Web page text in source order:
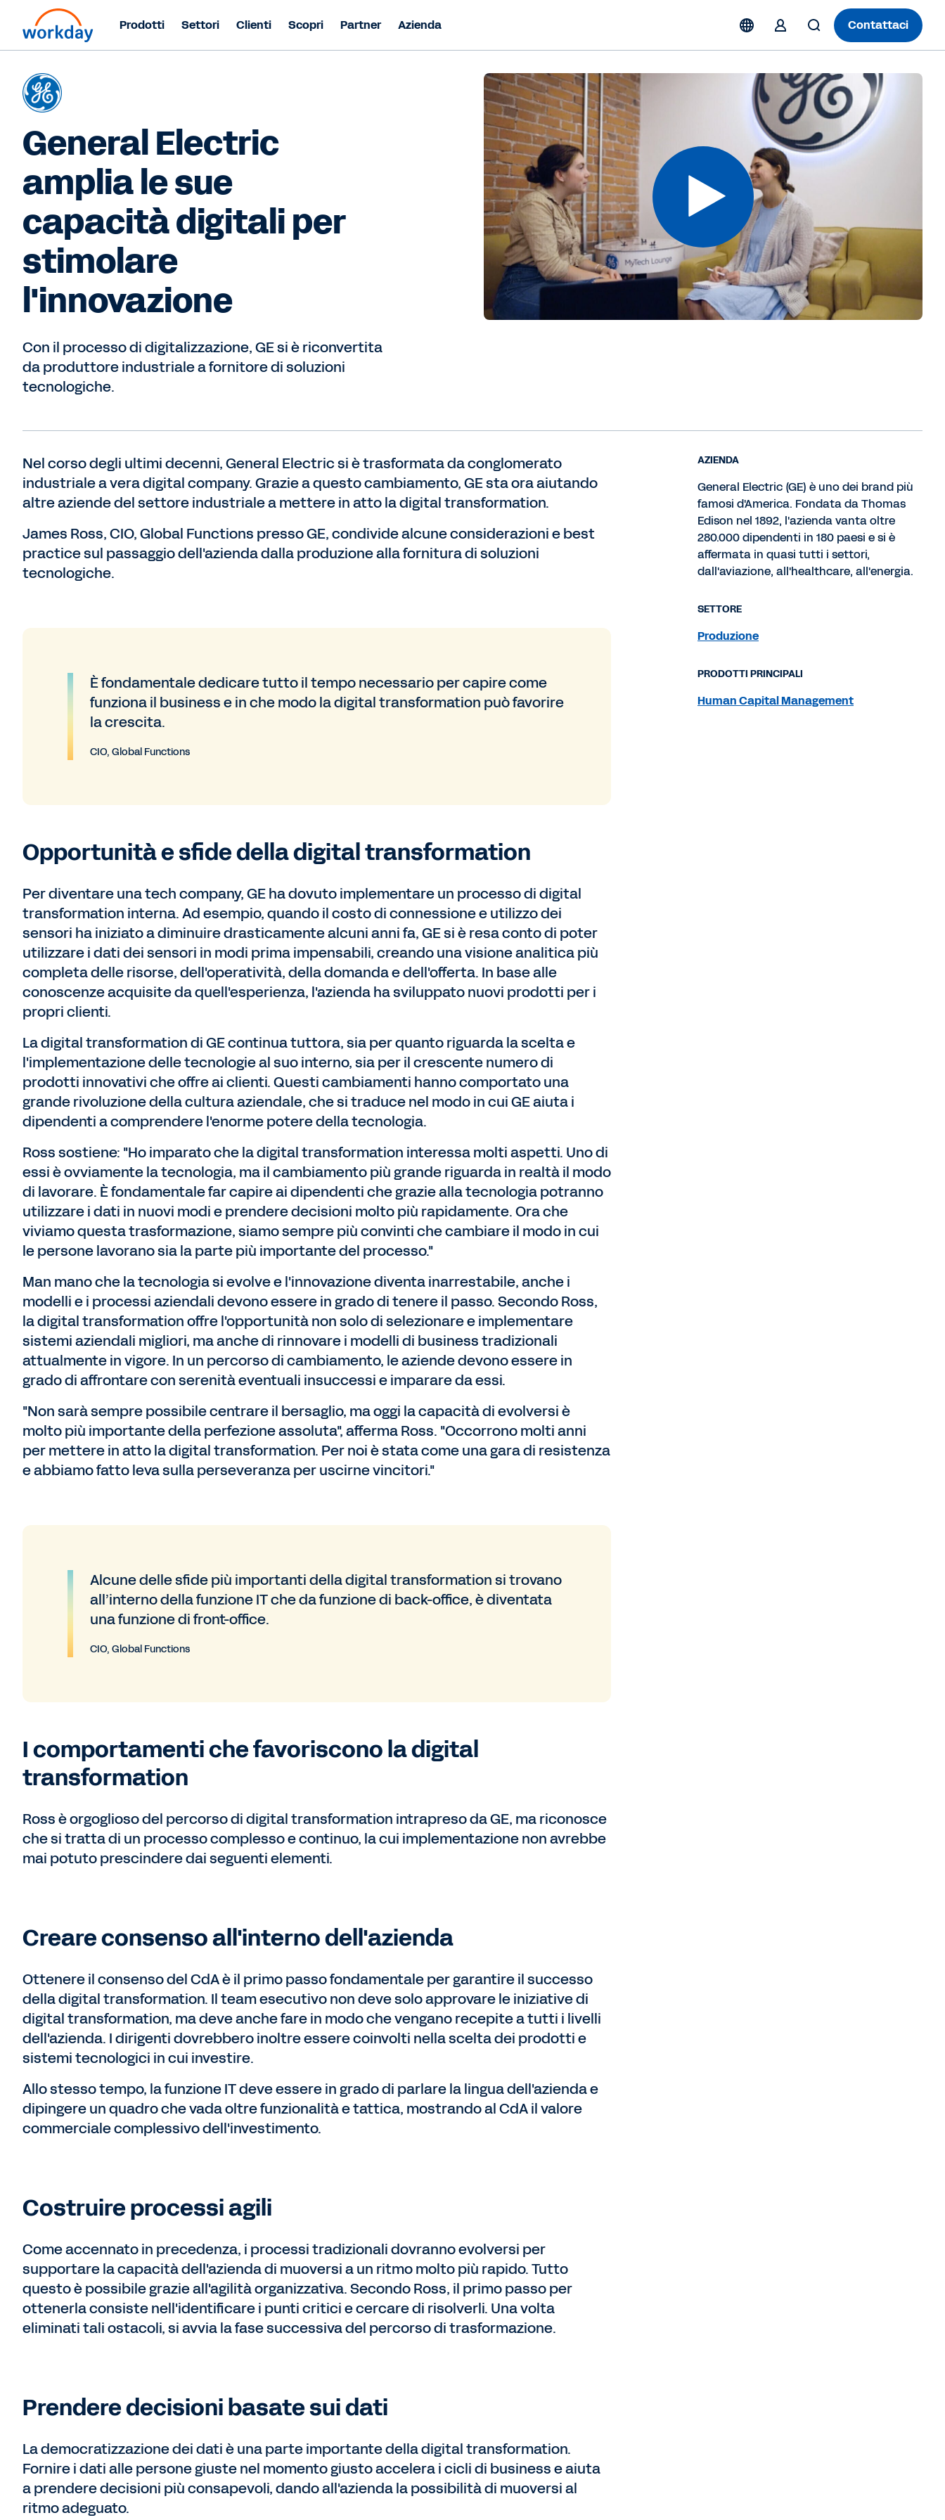
Prodotti Settori Clienti Scopri Partner Azienda Contattaci
General Electric
amplia le sue
capacità digitali per
stimolare
l'innovazione
Con il processo di digitalizzazione, GE si è riconvertita
da produttore industriale a fornitore di soluzioni
tecnologiche.
Nel corso degli ultimi decenni, General Electric si è trasformata da conglomerato
industriale a vera digital company. Grazie a questo cambiamento, GE sta ora aiutando
altre aziende del settore industriale a mettere in atto la digital transformation.
James Ross, CIO, Global Functions presso GE, condivide alcune considerazioni e best
practice sul passaggio dell'azienda dalla produzione alla fornitura di soluzioni
tecnologiche.
È fondamentale dedicare tutto il tempo necessario per capire come
funziona il business e in che modo la digital transformation può favorire
la crescita.
CIO, Global Functions
Opportunità e sfide della digital transformation
Per diventare una tech company, GE ha dovuto implementare un processo di digital
transformation interna. Ad esempio, quando il costo di connessione e utilizzo dei
sensori ha iniziato a diminuire drasticamente alcuni anni fa, GE si è resa conto di poter
utilizzare i dati dei sensori in modi prima impensabili, creando una visione analitica più
completa delle risorse, dell'operatività, della domanda e dell'offerta. In base alle
conoscenze acquisite da quell'esperienza, l'azienda ha sviluppato nuovi prodotti per i
propri clienti.
La digital transformation di GE continua tuttora, sia per quanto riguarda la scelta e
l'implementazione delle tecnologie al suo interno, sia per il crescente numero di
prodotti innovativi che offre ai clienti. Questi cambiamenti hanno comportato una
grande rivoluzione della cultura aziendale, che si traduce nel modo in cui GE aiuta i
dipendenti a comprendere l'enorme potere della tecnologia.
Ross sostiene: "Ho imparato che la digital transformation interessa molti aspetti. Uno di
essi è ovviamente la tecnologia, ma il cambiamento più grande riguarda in realtà il modo
di lavorare. È fondamentale far capire ai dipendenti che grazie alla tecnologia potranno
utilizzare i dati in nuovi modi e prendere decisioni molto più rapidamente. Ora che
viviamo questa trasformazione, siamo sempre più convinti che cambiare il modo in cui
le persone lavorano sia la parte più importante del processo."
Man mano che la tecnologia si evolve e l'innovazione diventa inarrestabile, anche i
modelli e i processi aziendali devono essere in grado di tenere il passo. Secondo Ross,
la digital transformation offre l'opportunità non solo di selezionare e implementare
sistemi aziendali migliori, ma anche di rinnovare i modelli di business tradizionali
attualmente in vigore. In un percorso di cambiamento, le aziende devono essere in
grado di affrontare con serenità eventuali insuccessi e imparare da essi.
"Non sarà sempre possibile centrare il bersaglio, ma oggi la capacità di evolversi è
molto più importante della perfezione assoluta", afferma Ross. "Occorrono molti anni
per mettere in atto la digital transformation. Per noi è stata come una gara di resistenza
e abbiamo fatto leva sulla perseveranza per uscirne vincitori."
Alcune delle sfide più importanti della digital transformation si trovano
all’interno della funzione IT che da funzione di back-office, è diventata
una funzione di front-office.
CIO, Global Functions
I comportamenti che favoriscono la digital
transformation
Ross è orgoglioso del percorso di digital transformation intrapreso da GE, ma riconosce
che si tratta di un processo complesso e continuo, la cui implementazione non avrebbe
mai potuto prescindere dai seguenti elementi.
Creare consenso all'interno dell'azienda
Ottenere il consenso del CdA è il primo passo fondamentale per garantire il successo
della digital transformation. Il team esecutivo non deve solo approvare le iniziative di
digital transformation, ma deve anche fare in modo che vengano recepite a tutti i livelli
dell'azienda. I dirigenti dovrebbero inoltre essere coinvolti nella scelta dei prodotti e
sistemi tecnologici in cui investire.
Allo stesso tempo, la funzione IT deve essere in grado di parlare la lingua dell'azienda e
dipingere un quadro che vada oltre funzionalità e tattica, mostrando al CdA il valore
commerciale complessivo dell'investimento.
Costruire processi agili
Come accennato in precedenza, i processi tradizionali dovranno evolversi per
supportare la capacità dell'azienda di muoversi a un ritmo molto più rapido. Tutto
questo è possibile grazie all'agilità organizzativa. Secondo Ross, il primo passo per
ottenerla consiste nell'identificare i punti critici e cercare di risolverli. Una volta
eliminati tali ostacoli, si avvia la fase successiva del percorso di trasformazione.
Prendere decisioni basate sui dati
La democratizzazione dei dati è una parte importante della digital transformation.
Fornire i dati alle persone giuste nel momento giusto accelera i cicli di business e aiuta
a prendere decisioni più consapevoli, dando all'azienda la possibilità di muoversi al
ritmo adeguato.
AZIENDA
General Electric (GE) è uno dei brand più
famosi d'America. Fondata da Thomas
Edison nel 1892, l'azienda vanta oltre
280.000 dipendenti in 180 paesi e si è
affermata in quasi tutti i settori,
dall'aviazione, all'healthcare, all'energia.
SETTORE
Produzione
PRODOTTI PRINCIPALI
Human Capital Management